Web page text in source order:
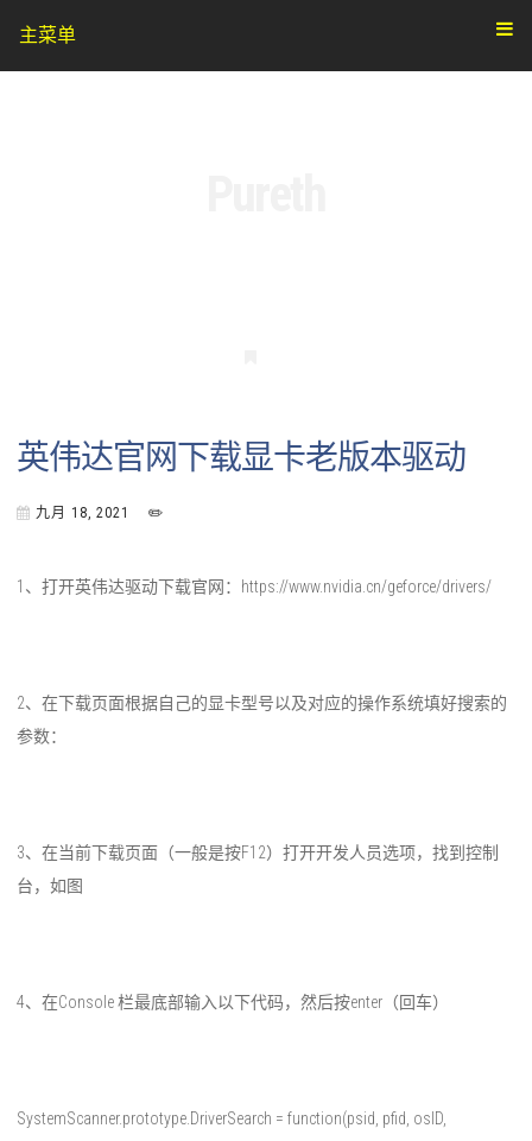
主菜单
英伟达官网下载显卡老版本驱动
九月 18, 2021 ✏️
1、打开英伟达驱动下载官网：https://www.nvidia.cn/geforce/drivers/
2、在下载页面根据自己的显卡型号以及对应的操作系统填好搜索的
参数：
3、在当前下载页面（一般是按F12）打开开发人员选项，找到控制
台，如图
4、在Console 栏最底部输入以下代码，然后按enter（回车）
SystemScanner.prototype.DriverSearch = function(psid, pfid, osID,